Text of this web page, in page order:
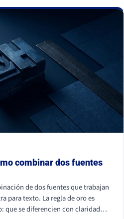
con criterio, no con
combinar dos fuentes
de dos fuentes que trabajan
para texto. La regla de oro es
que se diferencien con claridad